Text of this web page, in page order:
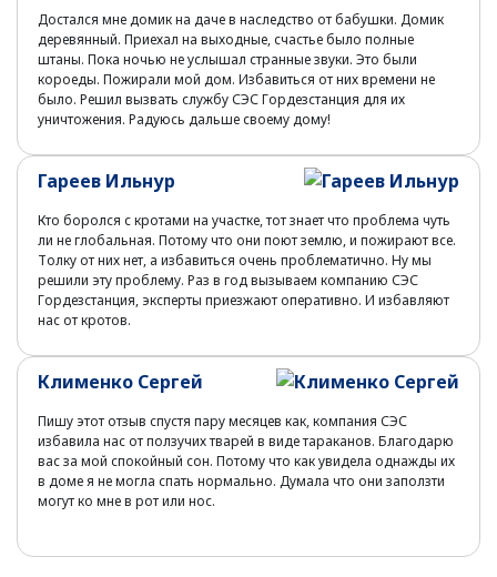
Достался мне домик на даче в наследство от бабушки. Домик
деревянный. Приехал на выходные, счастье было полные
штаны. Пока ночью не услышал странные звуки. Это были
короеды. Пожирали мой дом. Избавиться от них времени не
было. Решил вызвать службу СЭС Гордезстанция для их
уничтожения. Радуюсь дальше своему дому!
Гареев Ильнур
Кто боролся с кротами на участке, тот знает что проблема чуть
ли не глобальная. Потому что они поют землю, и пожирают все.
Толку от них нет, а избавиться очень проблематично. Ну мы
решили эту проблему. Раз в год вызываем компанию СЭС
Гордезстанция, эксперты приезжают оперативно. И избавляют
нас от кротов.
Клименко Сергей
Пишу этот отзыв спустя пару месяцев как, компания СЭС
избавила нас от ползучих тварей в виде тараканов. Благодарю
вас за мой спокойный сон. Потому что как увидела однажды их
в доме я не могла спать нормально. Думала что они заползти
могут ко мне в рот или нос.